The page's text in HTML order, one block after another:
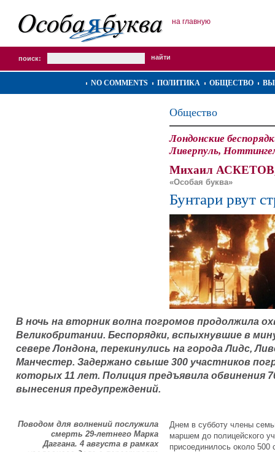
на главную
поиск:
NO COMMENTS ПОЛИТИКА ОБЩЕСТВО
Общество
Лондонские
Ливерпуль,
Михаил
«Особая буква»
Бунтари рвут
В ночь на вторник волна погромов продолжила
Великобритании. Беспорядки, вспыхнувшие в
севере Лондона, перекинулись на города Лидс,
Манчестер. Задержано свыше 300 участников
которых 11 лет. Полиция предъявила обвинения
вынесения предупреждений.
Поводом для волнений послужила
смерть 29-летнего Марка
Даггана. 4 августа в рамках
Днем в субботу члены
маршем до полицейского
присоединилось около 500